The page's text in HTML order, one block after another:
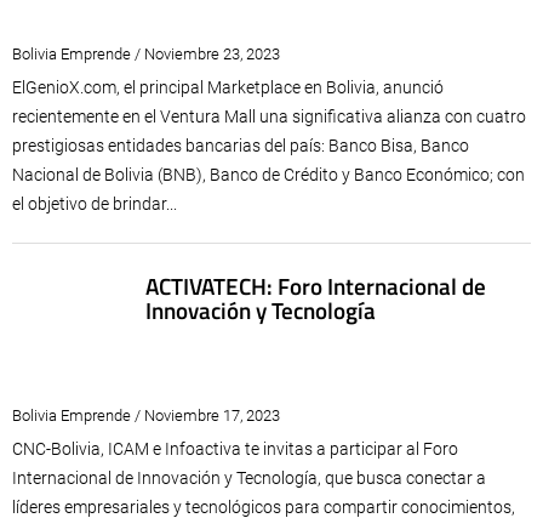
Bolivia Emprende / Noviembre 23, 2023
ElGenioX.com, el principal Marketplace en Bolivia, anunció
recientemente en el Ventura Mall una significativa alianza con cuatro
prestigiosas entidades bancarias del país: Banco Bisa, Banco
Nacional de Bolivia (BNB), Banco de Crédito y Banco Económico; con
el objetivo de brindar...
ACTIVATECH: Foro Internacional de
Innovación y Tecnología
Bolivia Emprende / Noviembre 17, 2023
CNC-Bolivia, ICAM e Infoactiva te invitas a participar al Foro
Internacional de Innovación y Tecnología, que busca conectar a
líderes empresariales y tecnológicos para compartir conocimientos,